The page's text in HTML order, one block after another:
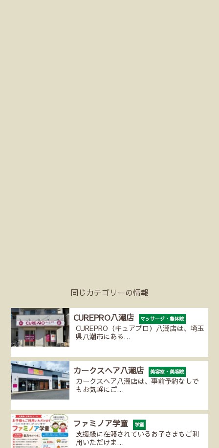
同じカテゴリーの情報
CUREPRO八潮店 マッサージ・整体院
CUREPRO（キュアプロ）八潮店は、埼玉
県八潮市にある…
カークスヘア八潮店 美容室・美容院
カークスヘア八潮店は、事前予約なしで
もお気軽にご…
ファミノア学童 学童
支援級に在籍されているお子さまもご利
用いただけま…